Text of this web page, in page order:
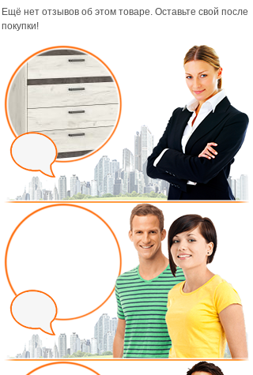
Ещё нет отзывов об этом товаре. Оставьте свой после
покупки!